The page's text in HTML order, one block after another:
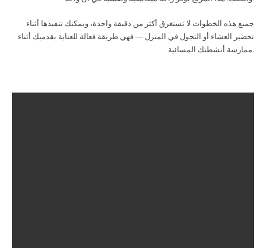
جميع هذه الخطوات لا تستغرق أكثر من دقيقة واحدة، ويمكنك تنفيذها أثناء
تحضير العشاء أو التجول في المنزل — فهي طريقة فعالة للعناية بقدميك أثناء